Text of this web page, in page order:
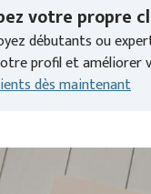
votre propre
débutants ou
profil et améliorer
dès maintenant